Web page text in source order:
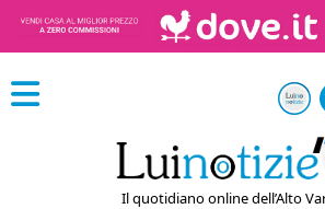
Il quotidiano online dell’Alto